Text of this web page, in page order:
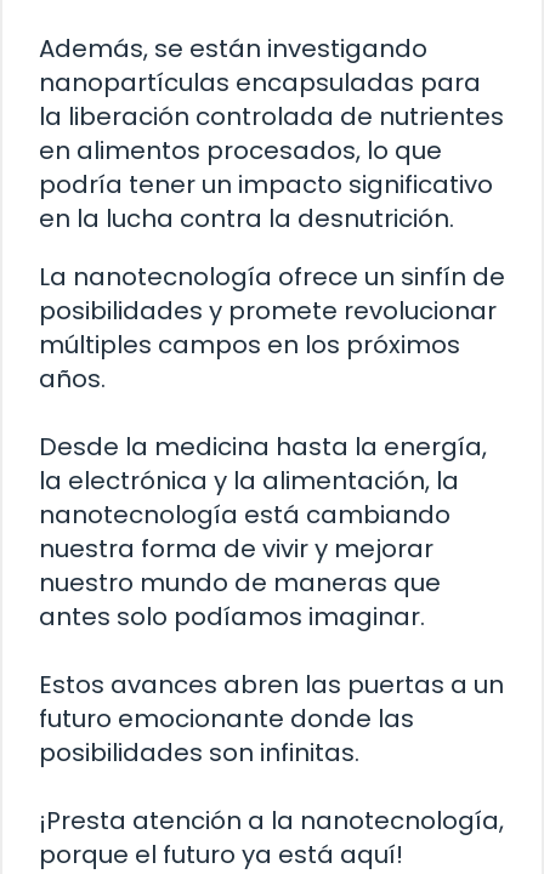
Además, se están investigando
nanopartículas encapsuladas para
la liberación controlada de nutrientes
en alimentos procesados, lo que
podría tener un impacto significativo
en la lucha contra la desnutrición.
La nanotecnología ofrece un sinfín de
posibilidades y promete revolucionar
múltiples campos en los próximos
años.
Desde la medicina hasta la energía,
la electrónica y la alimentación, la
nanotecnología está cambiando
nuestra forma de vivir y mejorar
nuestro mundo de maneras que
antes solo podíamos imaginar.
Estos avances abren las puertas a un
futuro emocionante donde las
posibilidades son infinitas.
¡Presta atención a la nanotecnología,
porque el futuro ya está aquí!